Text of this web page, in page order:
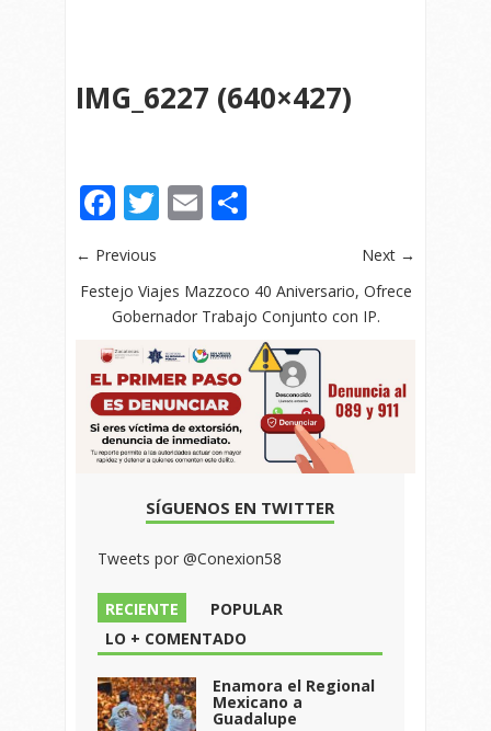
IMG_6227 (640×427)
Facebook
Twitter
Email
← Previous
Next →
Festejo Viajes Mazzoco 40 Aniversario, Ofrece
Gobernador Trabajo Conjunto con IP.
SÍGUENOS EN TWITTER
Tweets por @Conexion58
RECIENTE
POPULAR
LO + COMENTADO
Enamora el Regional
Mexicano a
Guadalupe